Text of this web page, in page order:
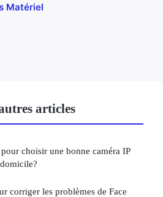
Matériel
articles
choisir une bonne caméra IP
corriger les problèmes de Face